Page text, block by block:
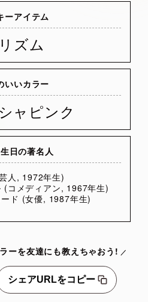
ーアイテム
ズム
いいカラー
ャピンク
日の著名人
人, 1972年生)
(コメディアン, 1967年生)
ド (女優, 1987年生)
ーを友達にも教えちゃおう!
シェアURLをコピー